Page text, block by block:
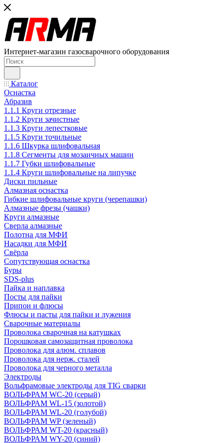
Интернет-магазин газосварочного оборудования
Каталог
Оснастка
Абразив
1.1.1 Круги отрезные
1.1.2 Круги зачистные
1.1.3 Круги лепестковые
1.1.5 Круги точильные
1.1.6 Шкурка шлифовальная
1.1.8 Сегменты для мозаичных машин
1.1.7 Губки шлифовальные
1.1.4 Круги шлифовальные на липучке
Диски пильные
Алмазная оснастка
Гибкие шлифовальные круги (черепашки)
Алмазные фрезы (чашки)
Круги алмазные
Сверла алмазные
Полотна для МФИ
Насадки для МФИ
Свёрла
Сопутствующая оснастка
Буры
SDS-plus
Пайка и наплавка
Посты для пайки
Припои и флюсы
Флюсы и пасты для пайки и лужения
Сварочные материалы
Проволока сварочная на катушках
Порошковая самозащитная проволока
Проволока для алюм. сплавов
Проволока для нерж. сталей
Проволока для черного металла
Электроды
Вольфрамовые электроды для TIG сварки
ВОЛЬФРАМ WC-20 (серый)
ВОЛЬФРАМ WL-15 (золотой)
ВОЛЬФРАМ WL-20 (голубой)
ВОЛЬФРАМ WP (зеленый)
ВОЛЬФРАМ WT-20 (красный)
ВОЛЬФРАМ WY-20 (синий)